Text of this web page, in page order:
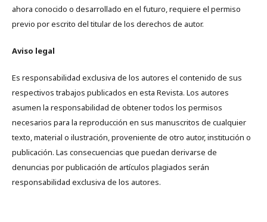
ahora conocido o desarrollado en el futuro, requiere el permiso
previo por escrito del titular de los derechos de autor.
Aviso legal
Es responsabilidad exclusiva de los autores el contenido de sus
respectivos trabajos publicados en esta Revista. Los autores
asumen la responsabilidad de obtener todos los permisos
necesarios para la reproducción en sus manuscritos de cualquier
texto, material o ilustración, proveniente de otro autor, institución o
publicación. Las consecuencias que puedan derivarse de
denuncias por publicación de artículos plagiados serán
responsabilidad exclusiva de los autores.